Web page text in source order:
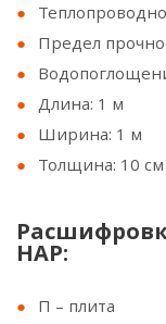
Предел
Длина: 1 м
Ширина: 1 м
Толщина: 10 см
НАР:
П – плита